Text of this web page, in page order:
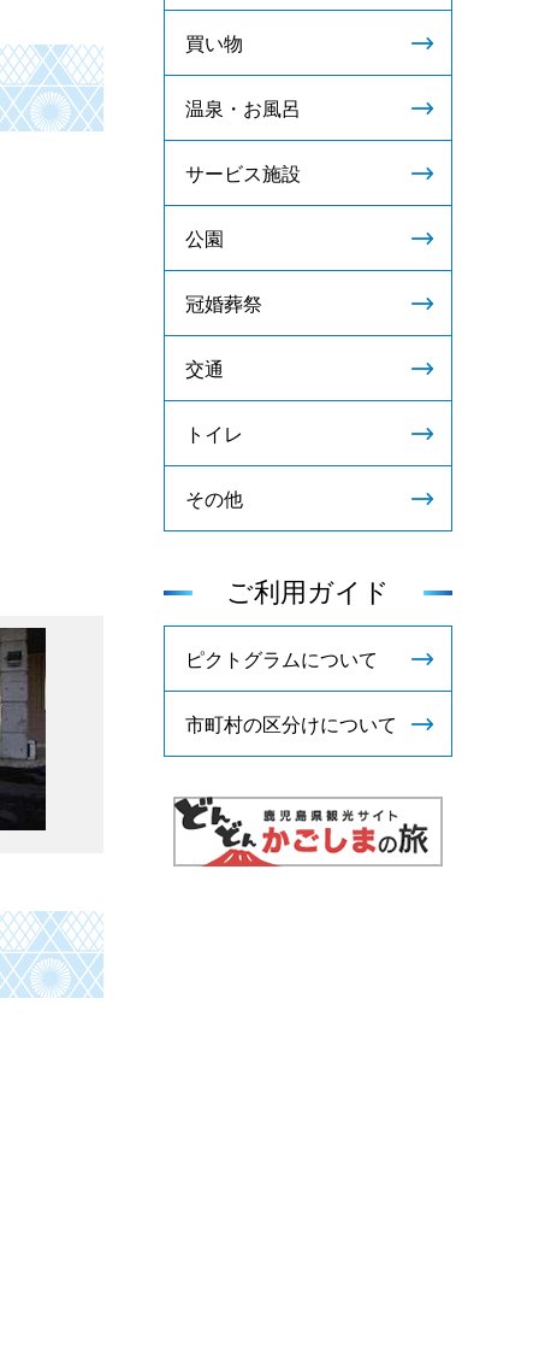
買い物
温泉・お風呂
サービス施設
公園
冠婚葬祭
交通
トイレ
その他
ご利用ガイド
ピクトグラムについて
市町村の区分けについて